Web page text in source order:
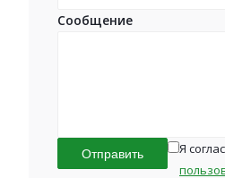
Сообщение
Отправить Я